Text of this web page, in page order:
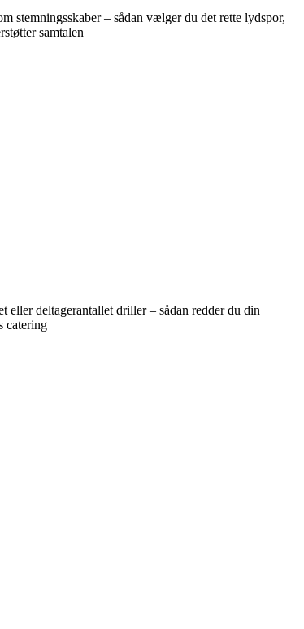
stemningsskaber – sådan vælger du det rette lydspor,
samtalen
eller deltagerantallet driller – sådan redder du din
catering